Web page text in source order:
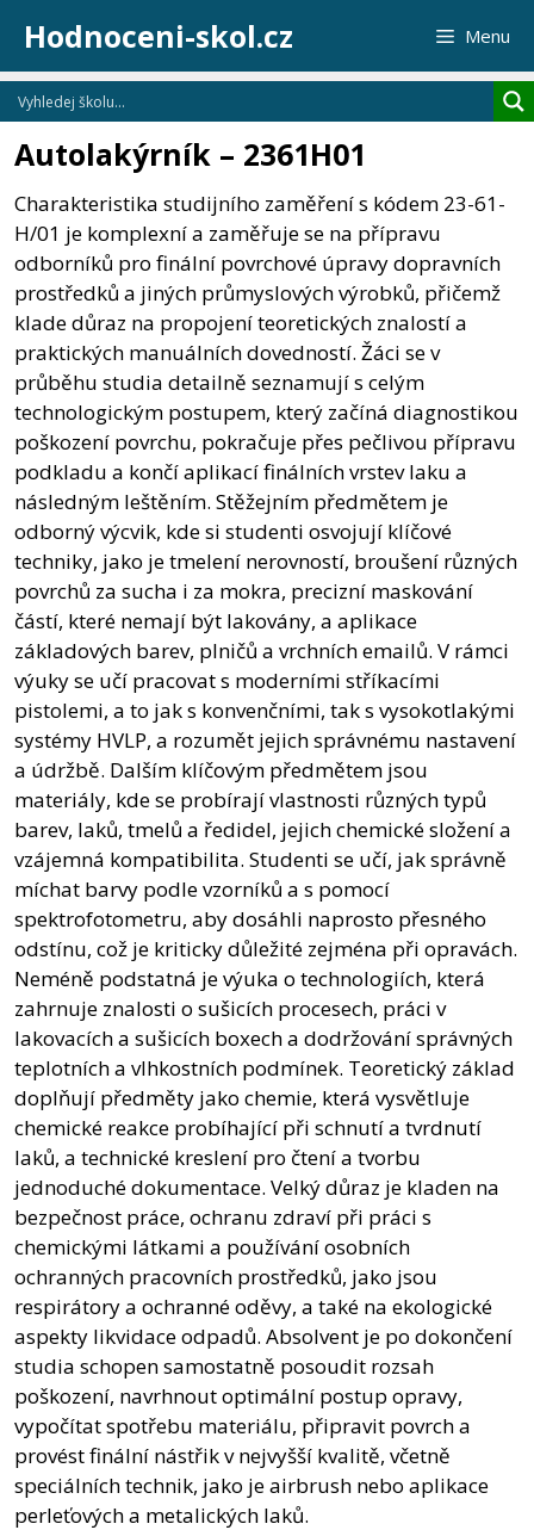
obsah
Hodnoceni-skol.cz Menu
Autolakýrník – 2361H01
Charakteristika studijního zaměření s kódem 23-61-
H/01 je komplexní a zaměřuje se na přípravu
odborníků pro finální povrchové úpravy dopravních
prostředků a jiných průmyslových výrobků, přičemž
klade důraz na propojení teoretických znalostí a
praktických manuálních dovedností. Žáci se v
průběhu studia detailně seznamují s celým
technologickým postupem, který začíná diagnostikou
poškození povrchu, pokračuje přes pečlivou přípravu
podkladu a končí aplikací finálních vrstev laku a
následným leštěním. Stěžejním předmětem je
odborný výcvik, kde si studenti osvojují klíčové
techniky, jako je tmelení nerovností, broušení různých
povrchů za sucha i za mokra, precizní maskování
částí, které nemají být lakovány, a aplikace
základových barev, plničů a vrchních emailů. V rámci
výuky se učí pracovat s moderními stříkacími
pistolemi, a to jak s konvenčními, tak s vysokotlakými
systémy HVLP, a rozumět jejich správnému nastavení
a údržbě. Dalším klíčovým předmětem jsou
materiály, kde se probírají vlastnosti různých typů
barev, laků, tmelů a ředidel, jejich chemické složení a
vzájemná kompatibilita. Studenti se učí, jak správně
míchat barvy podle vzorníků a s pomocí
spektrofotometru, aby dosáhli naprosto přesného
odstínu, což je kriticky důležité zejména při opravách.
Neméně podstatná je výuka o technologiích, která
zahrnuje znalosti o sušicích procesech, práci v
lakovacích a sušicích boxech a dodržování správných
teplotních a vlhkostních podmínek. Teoretický základ
doplňují předměty jako chemie, která vysvětluje
chemické reakce probíhající při schnutí a tvrdnutí
laků, a technické kreslení pro čtení a tvorbu
jednoduché dokumentace. Velký důraz je kladen na
bezpečnost práce, ochranu zdraví při práci s
chemickými látkami a používání osobních
ochranných pracovních prostředků, jako jsou
respirátory a ochranné oděvy, a také na ekologické
aspekty likvidace odpadů. Absolvent je po dokončení
studia schopen samostatně posoudit rozsah
poškození, navrhnout optimální postup opravy,
vypočítat spotřebu materiálu, připravit povrch a
provést finální nástřik v nejvyšší kvalitě, včetně
speciálních technik, jako je airbrush nebo aplikace
perleťových a metalických laků.